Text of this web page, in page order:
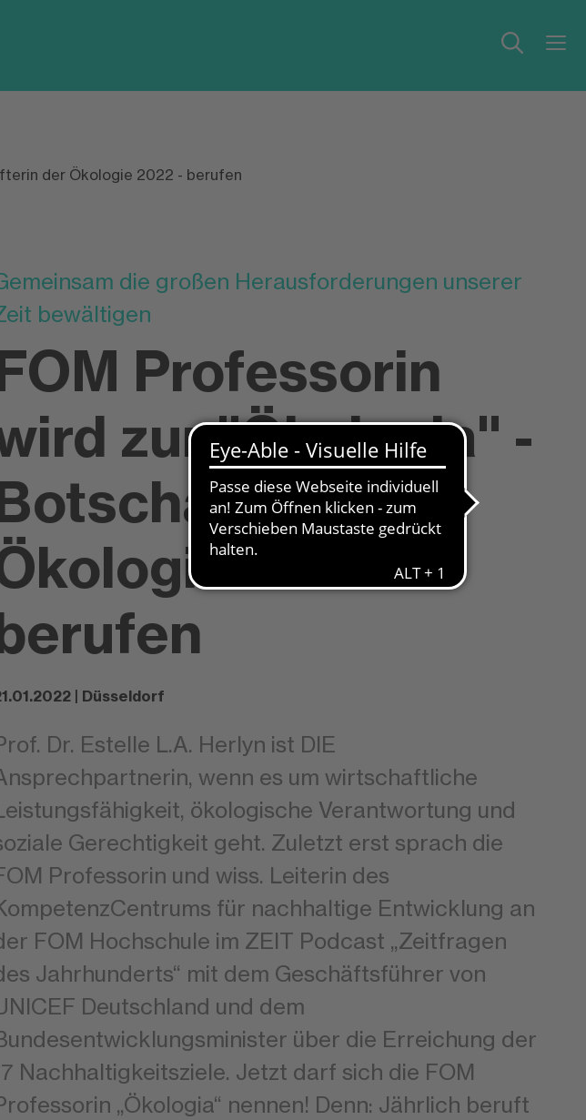
der Ökologie 2022 - berufen
die großen Herausforderungen unserer
bewältigen
Professorin
zur "Ökologia" -
der
2022 -
| Düsseldorf
Dr. Estelle L.A. Herlyn ist DIE
wenn es um wirtschaftliche
ökologische Verantwortung und
Gerechtigkeit geht. Zuletzt erst sprach die
Professorin und wiss. Leiterin des
für nachhaltige Entwicklung an
FOM Hochschule im ZEIT Podcast „Zeitfragen
Jahrhunderts“ mit dem Geschäftsführer von
Deutschland und dem
über die Erreichung der
Nachhaltigkeitsziele. Jetzt darf sich die FOM
„Ökologia“ nennen! Denn: Jährlich beruft